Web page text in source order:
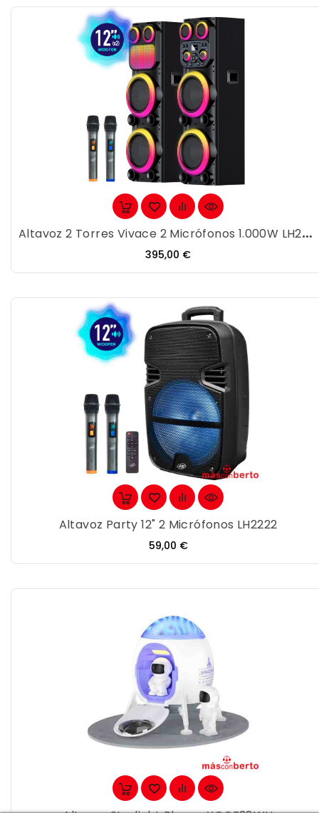
Altavoz 2 Torres Vivace 2 Micrófonos 1.000W LH2227
Precio
395,00 €
Altavoz Party 12" 2 Micrófonos LH2222
Precio
59,00 €